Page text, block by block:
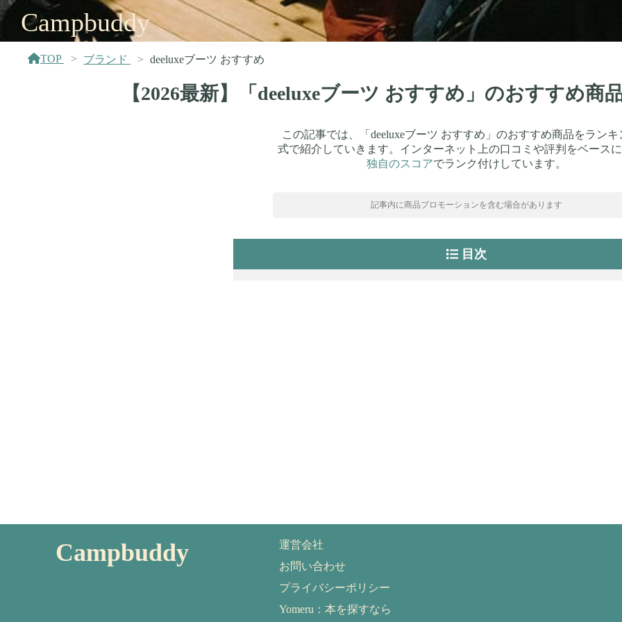
Campbuddy
TOP ブランド deeluxeブーツ おすすめ
【2026最新】「deeluxeブーツ おすすめ」のおすすめ商
この記事では、「deeluxeブーツ おすすめ」のおすすめ商品をランキ
式で紹介していきます。インターネット上の口コミや評判をベース
独自のスコアでランク付けしています。
記事内に商品プロモーションを含む場合があります
目次
Campbuddy
運営会社
お問い合わせ
プライバシーポリシー
Yomeru：本を探すなら